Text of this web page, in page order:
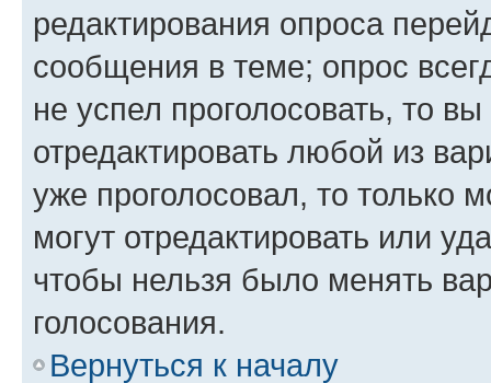
редактирования опроса
сообщения в теме; опрос
не успел проголосовать, то
отредактировать любой из
уже проголосовал, то только
могут отредактировать или
чтобы нельзя было менять
голосования.
Вернуться к началу